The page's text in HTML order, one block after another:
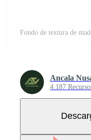
Fondo de textura de
Ancala
4.187